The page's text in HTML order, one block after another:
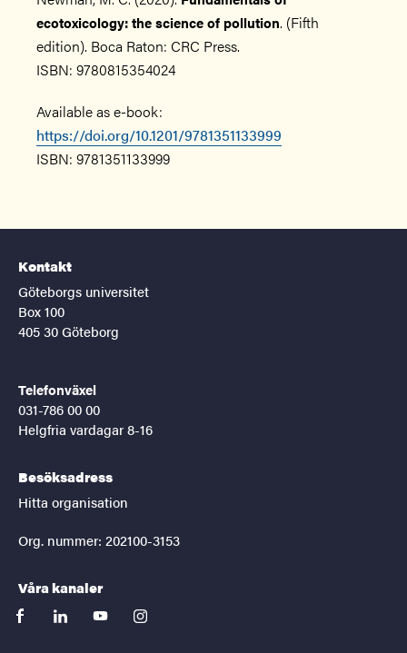
ecotoxicology: the science of pollution. (Fifth
edition). Boca Raton: CRC Press.
ISBN: 9780815354024
Available as e-book:
https://doi.org/10.1201/9781351133999
ISBN: 9781351133999
Kontakt
Göteborgs universitet
Box 100
405 30 Göteborg
Telefonväxel
031-786 00 00
Helgfria vardagar 8-16
Besöksadress
Hitta organisation
Org. nummer: 202100-3153
Våra kanaler
facebooklinkedinyoutubeinstagram